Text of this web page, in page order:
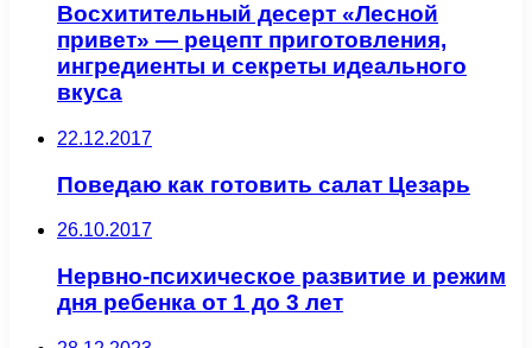
Восхитительный десерт «Лесной
привет» — рецепт приготовления,
ингредиенты и секреты идеального
вкуса
22.12.2017
Поведаю как готовить салат Цезарь
26.10.2017
Нервно-психическое развитие и режим
дня ребенка от 1 до 3 лет